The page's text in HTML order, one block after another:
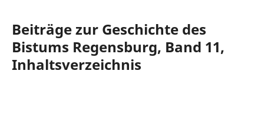
Beiträge zur Geschichte des
Bistums Regensburg, Band 11,
Inhaltsverzeichnis